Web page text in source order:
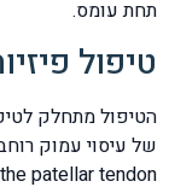
תחת עומס.
טיפול
הטיפול מתחלק